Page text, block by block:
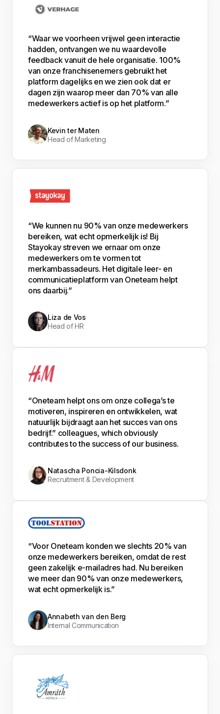
“Waar we voorheen vrijwel geen interactie
hadden, ontvangen we nu waardevolle
feedback vanuit de hele organisatie. 100%
van onze franchisenemers gebruikt het
platform dagelijks en we zien ook dat er
dagen zijn waarop meer dan 70% van alle
medewerkers actief is op het platform.”
Kevin ter Maten
Head of Marketing
“We kunnen nu 90% van onze medewerkers
bereiken, wat echt opmerkelijk is! Bij
Stayokay streven we ernaar om onze
medewerkers om te vormen tot
merkambassadeurs. Het digitale leer- en
communicatieplatform van Oneteam helpt
ons daarbij.”
Liza de Vos
Head of HR
“Oneteam helpt ons om onze collega’s te
motiveren, inspireren en ontwikkelen, wat
natuurlijk bijdraagt aan het succes van ons
bedrijf.” colleagues, which obviously
contributes to the success of our business.
Natascha Poncia-Kilsdonk
Recruitment & Development
“Voor Oneteam konden we slechts 20% van
onze medewerkers bereiken, omdat de rest
geen zakelijk e-mailadres had. Nu bereiken
we meer dan 90% van onze medewerkers,
wat echt opmerkelijk is.”
Annabeth van den Berg
Internal Communication